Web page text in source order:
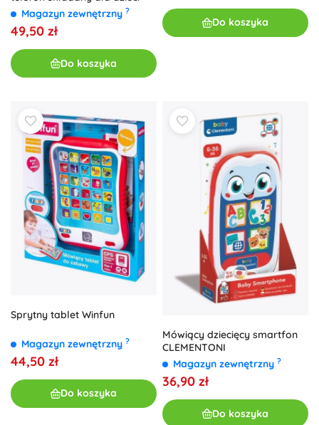
Magazyn zewnętrzny ?
49,50 zł
Do koszyka
Do koszyka
Sprytny tablet Winfun
Magazyn zewnętrzny ?
44,50 zł
Do koszyka
Mówiący dziecięcy smartfon
CLEMENTONI
Magazyn zewnętrzny ?
36,90 zł
Do koszyka